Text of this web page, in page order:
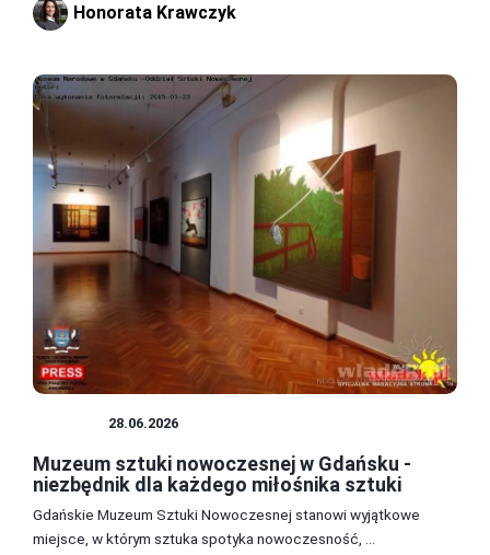
Honorata Krawczyk
28.06.2026
Muzeum sztuki nowoczesnej w Gdańsku -
niezbędnik dla każdego miłośnika sztuki
Gdańskie Muzeum Sztuki Nowoczesnej stanowi wyjątkowe
miejsce, w którym sztuka spotyka nowoczesność, ...